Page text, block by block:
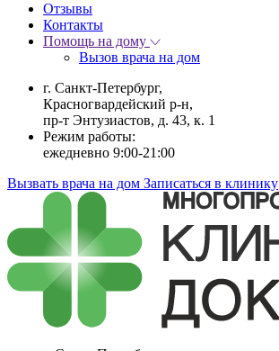
Отзывы
Контакты
Помощь на дому
Вызов врача на дом
г. Санкт-Петербург,
Красногвардейский р-н,
пр-т Энтузиастов, д. 43, к. 1
Режим работы:
ежедневно 9:00-21:00
Вызвать врача на дом Записаться в клинику